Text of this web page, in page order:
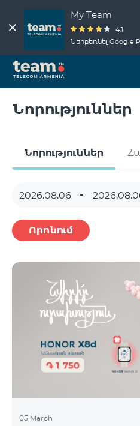
My Team
4.1
Ներբեռնել Google
Նորություններ
Նորություններ
Որոնում
05 March